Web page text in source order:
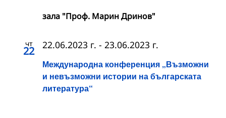
зала "Проф. Марин Дринов"
чт
22
Международна конференция „Възможни
и невъзможни истории на българската
литература“
22.06.2023 г. - 23.06.2023 г.